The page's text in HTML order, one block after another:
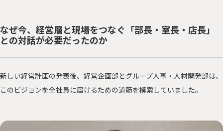
なぜ今、経営層と現場をつなぐ「部長・室長・店長」
との対話が必要だったのか
新しい経営計画の発表後、経営企画部とグループ人事・人材開発部は、
このビジョンを全社員に届けるための道筋を模索していました。